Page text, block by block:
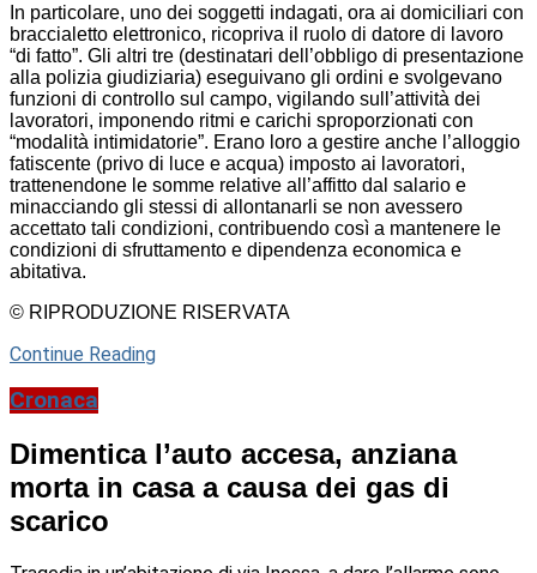
In particolare, uno dei soggetti indagati, ora ai domiciliari con
braccialetto elettronico, ricopriva il ruolo di datore di lavoro
“di fatto”. Gli altri tre (destinatari dell’obbligo di presentazione
alla polizia giudiziaria) eseguivano gli ordini e svolgevano
funzioni di controllo sul campo, vigilando sull’attività dei
lavoratori, imponendo ritmi e carichi sproporzionati con
“modalità intimidatorie”. Erano loro a gestire anche l’alloggio
fatiscente (privo di luce e acqua) imposto ai lavoratori,
trattenendone le somme relative all’affitto dal salario e
minacciando gli stessi di allontanarli se non avessero
accettato tali condizioni, contribuendo così a mantenere le
condizioni di sfruttamento e dipendenza economica e
abitativa.
© RIPRODUZIONE RISERVATA
Continue Reading
Cronaca
Dimentica l’auto accesa, anziana
morta in casa a causa dei gas di
scarico